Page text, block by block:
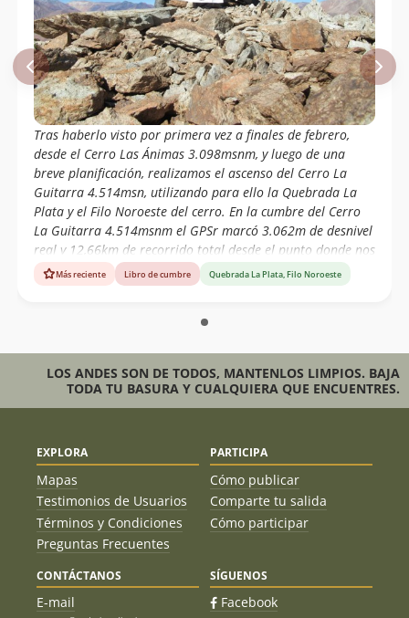
Tras haberlo visto por primera vez a finales de febrero,
desde el Cerro Las Ánimas 3.098msnm, y luego de una
breve planificación, realizamos el ascenso del Cerro La
Guitarra 4.514msn, utilizando para ello la Quebrada La
Plata y el Filo Noroeste del cerro. En la cumbre del Cerro
La Guitarra 4.514msnm el GPSr marcó 3.062m de desnivel
real y 12,66km de recorrido total desde el punto donde nos
dejó el vehículo, luego de 13,0 horas de ascenso. Algunas
fotos del ascenso realizado:
Más reciente Libro de cumbre Quebrada La Plata, Filo Noroeste
LOS ANDES SON DE TODOS, MANTENLOS LIMPIOS. BAJA
TODA TU BASURA Y CUALQUIERA QUE ENCUENTRES.
EXPLORA
Mapas
Testimonios de Usuarios
Términos y Condiciones
Preguntas Frecuentes
PARTICIPA
Cómo publicar
Comparte tu salida
Cómo participar
CONTÁCTANOS
E-mail
SÍGUENOS
Facebook